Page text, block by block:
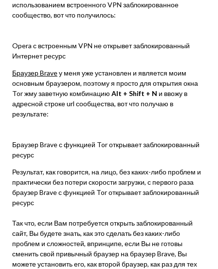
использованием встроенного VPN заблокированное
сообщество, вот что получилось:
Opera с встроенным VPN не открывет заблокированный
Интернет ресурс
Браузер Braveу меня уже установлен и является моим
основным браузером, поэтому я просто для открытия окна
Tor жму заветную комбинацию Alt + Shift + N и ввожу в
адресной строке url сообщества, вот что получаю в
результате:
Браузер Brave с функцией Tor открывает заблокированный
ресурс
Результат, как говорится, на лицо, без каких-либо проблем и
практически без потери скорости загрузки, с первого раза
браузер Brave с функцией Tor открывает заблокированный
ресурс
Так что, если Вам потребуется открыть заблокированный
сайт, Вы будете знать, как это сделать без каких-либо
проблем и сложностей, впринципе, если Вы не готовы
сменить свой привычный браузер на браузер Brave, Вы
можете установить его, как второй браузер, как раз для тех